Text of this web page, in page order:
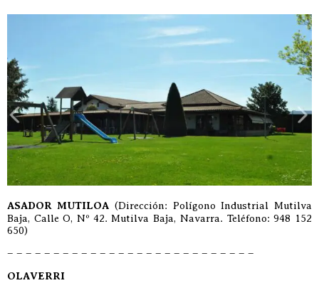
ASADOR MUTILOA (Dirección: Polígono Industrial Mutilva
Baja, Calle O, Nº 42. Mutilva Baja, Navarra. Teléfono: 948 152
650)
– – – – – – – – – – – – – – – – – – – – – – – – – – –
OLAVERRI